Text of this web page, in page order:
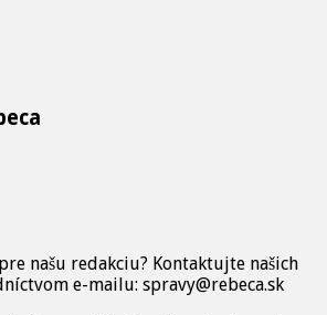
našu redakciu? Kontaktujte našich
e-mailu: spravy@rebeca.sk